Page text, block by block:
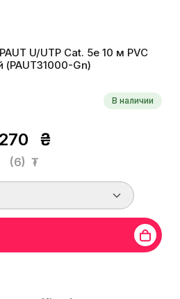
U/UTP Cat. 5e 10 м PVC
(PAUT31000-Gn)
В наличии
270 ₴
(6) ₮